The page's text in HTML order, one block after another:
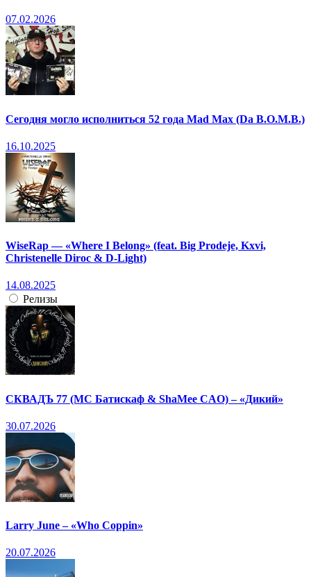
07.02.2026
Сегодня могло исполниться 52 года Mad Max (Da B.O.M.B.)
16.10.2025
WiseRap — «Where I Belong» (feat. Big Prodeje, Kxvi,
Christenelle Diroc & D-Light)
14.08.2025
Релизы
СКВАДЪ 77 (МС Батискаф & ShaMee CAO) – «Дикий»
30.07.2026
Larry June – «Who Coppin»
20.07.2026